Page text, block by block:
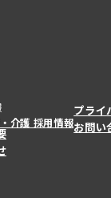
介護 採用情報
プライ
お問い